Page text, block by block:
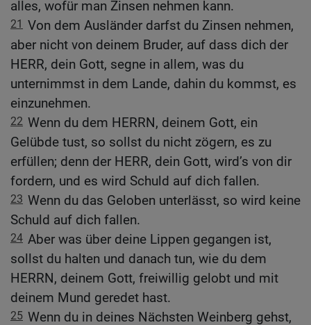
alles, wofür man Zinsen nehmen kann.
21 Von dem Ausländer darfst du Zinsen nehmen,
aber nicht von deinem Bruder, auf dass dich der
HERR, dein Gott, segne in allem, was du
unternimmst in dem Lande, dahin du kommst, es
einzunehmen.
22 Wenn du dem HERRN, deinem Gott, ein
Gelübde tust, so sollst du nicht zögern, es zu
erfüllen; denn der HERR, dein Gott, wird’s von dir
fordern, und es wird Schuld auf dich fallen.
23 Wenn du das Geloben unterlässt, so wird keine
Schuld auf dich fallen.
24 Aber was über deine Lippen gegangen ist,
sollst du halten und danach tun, wie du dem
HERRN, deinem Gott, freiwillig gelobt und mit
deinem Mund geredet hast.
25 Wenn du in deines Nächsten Weinberg gehst,